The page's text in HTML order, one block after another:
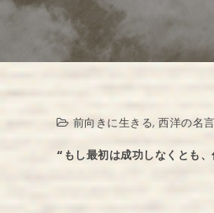
前向きに生きる, 西洋の名言
“もし最初は成功しなくとも